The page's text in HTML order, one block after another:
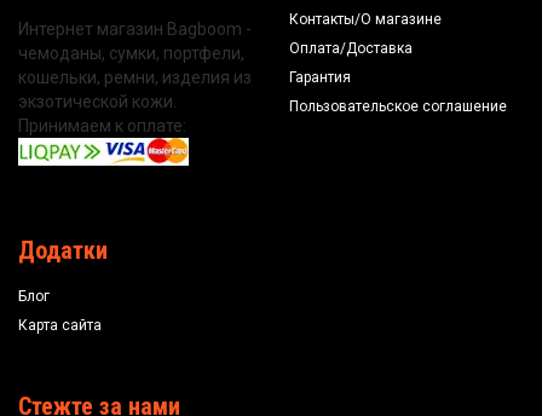
Интернет магазин Bagboom -
чемоданы, сумки, портфели,
кошельки, ремни, изделия из
экзотической кожи.
Принимаем к оплате:
Контакты/О магазине
Оплата/Доставка
Гарантия
Пользовательское соглашение
Додатки
Блог
Карта сайта
Стежте за нами